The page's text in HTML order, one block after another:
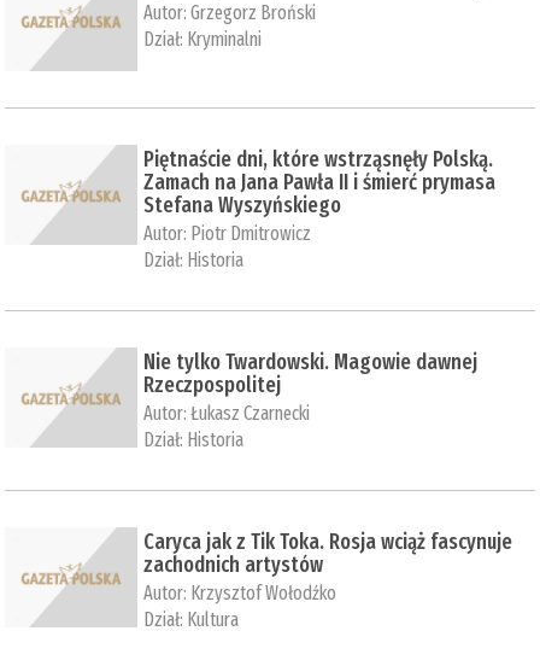
Autor:Grzegorz Broński
Dział: Kryminalni
Piętnaście dni, które wstrząsnęły Polską.
Zamach na Jana Pawła II i śmierć prymasa
Stefana Wyszyńskiego
Autor: Piotr Dmitrowicz
Dział: Historia
Nie tylko Twardowski. Magowie dawnej
Rzeczpospolitej
Autor:Łukasz Czarnecki
Dział: Historia
Caryca jak z Tik Toka. Rosja wciąż fascynuje
zachodnich artystów
Autor: Krzysztof Wołodźko
Dział: Kultura